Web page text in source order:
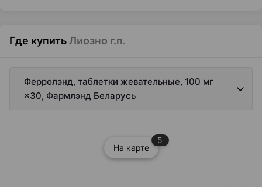
Где купитьЛиозно г.п.
Ферролэнд, таблетки жевательные, 100 мг
×30, Фармлэнд Беларусь
На карте
5